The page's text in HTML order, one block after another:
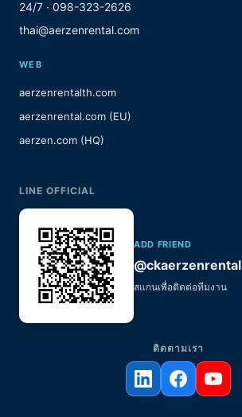
24/7 · 098-323-2626
thai@aerzenrental.com
WEB
aerzenrentalth.com
aerzenrental.com (EU)
aerzen.com (HQ)
LINE OFFICIAL
ADD FRIEND
@ckaerzenrental
สแกนเพื่อติดต่อทีมงาน
ติดตามเรา